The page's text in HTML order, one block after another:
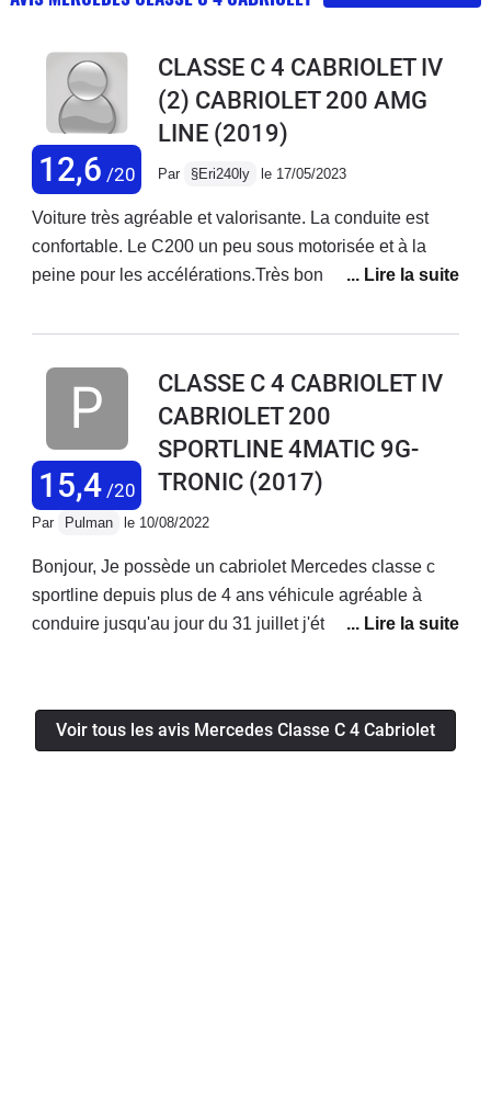
12,6 /20
CLASSE C 4 CABRIOLET IV
(2) CABRIOLET 200 AMG
LINE (2019)
Par §Eri240ly le 17/05/2023
Voiture très agréable et valorisante. La conduite est
confortable. Le C200 un peu sous motorisée et à la
peine pour les accélérations.Très bonne finition.La
petite route au soleil. Très bonne autoroutière aussi qui
oublier le coté pratique. Accès au coffre, places arrière
inconfortables. Mais ce n'est pas vraiment fait pour ca.
Fiabilité dans la moyenne sans plus.
15,4/20
CLASSE C 4 CABRIOLET IV
CABRIOLET 200
SPORTLINE 4MATIC 9G-
TRONIC (2017)
Par Pulman le 10/08/2022
Bonjour, Je possède un cabriolet Mercedes classe c
sportline depuis plus de 4 ans véhicule agréable à
conduire jusqu'au jour du 31 juillet j'étais sur autoroute
sang froid je me suis arrêté sur la bande d'arrêt
d'urgence et appeler les secours . Le véhicule a été
Voir tous les avis Mercedes Classe C 4 Cabriolet